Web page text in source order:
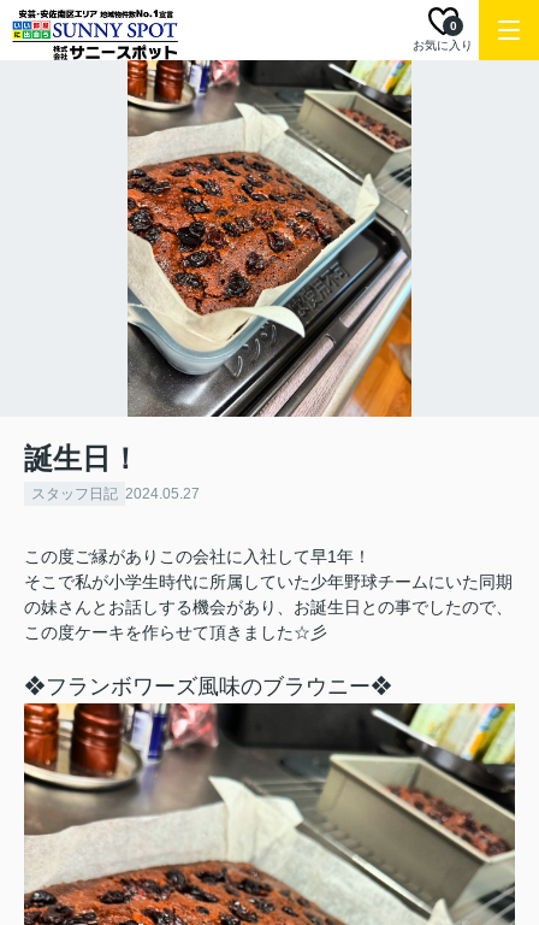
お気に入り
0
誕生日！
スタッフ日記 2024.05.27
この度ご縁がありこの会社に入社して早1年！
そこで私が小学生時代に所属していた少年野球チームにいた同期
の妹さんとお話しする機会があり、お誕生日との事でしたので、
この度ケーキを作らせて頂きました☆彡
❖フランボワーズ風味のブラウニー❖